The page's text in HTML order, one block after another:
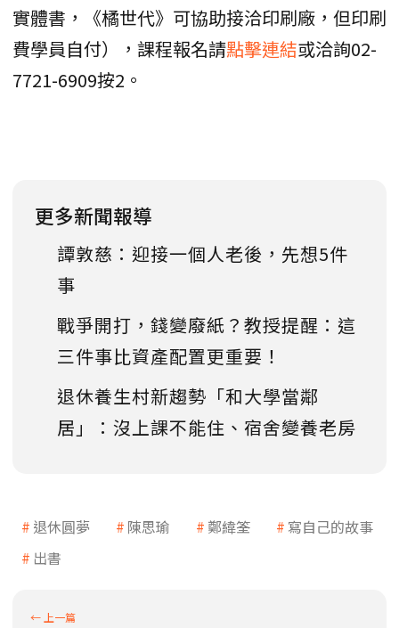
實體書，《橘世代》可協助接洽印刷廠，但印刷
費學員自付），課程報名請點擊連結或洽詢02-
7721-6909按2。
更多新聞報導
譚敦慈：迎接一個人老後，先想5件
事
戰爭開打，錢變廢紙？教授提醒：這
三件事比資產配置更重要！
退休養生村新趨勢「和大學當鄰
居」：沒上課不能住、宿舍變養老房
退休圓夢 陳思瑜 鄭緯筌
寫自己的故事
出書